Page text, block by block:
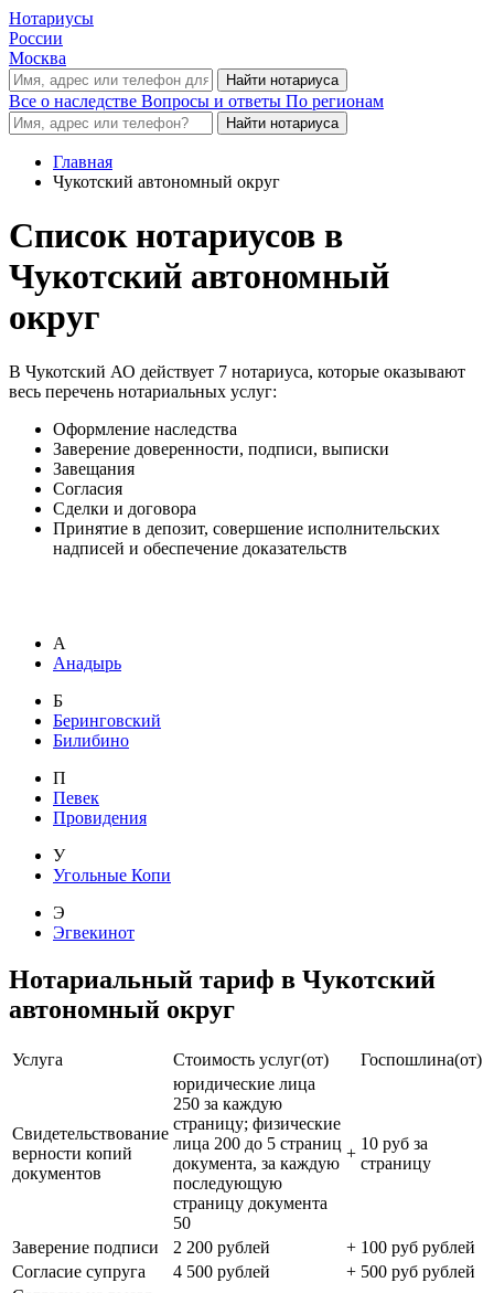
Нотариусы
России
Москва
Все о наследстве Вопросы и ответы По регионам
Главная
Чукотский автономный округ
Список нотариусов в
Чукотский автономный
округ
В Чукотский АО действует 7 нотариуса, которые оказывают
весь перечень нотариальных услуг:
Оформление наследства
Заверение доверенности, подписи, выписки
Завещания
Согласия
Сделки и договора
Принятие в депозит, совершение исполнительских
надписей и обеспечение доказательств
А
Анадырь
Б
Беринговский
Билибино
П
Певек
Провидения
У
Угольные Копи
Э
Эгвекинот
Нотариальный тариф в Чукотский
автономный округ
Услуга Стоимость услуг(от) Госпошлина(от)
Свидетельствование
верности копий
документов
юридические лица
250 за каждую
страницу; физические
лица 200 до 5 страниц
документа, за каждую
последующую
страницу документа
50
+
10 руб за
страницу
Заверение подписи 2 200 рублей + 100 руб рублей
Согласие супруга
4 500 рублей + 500 руб рублей